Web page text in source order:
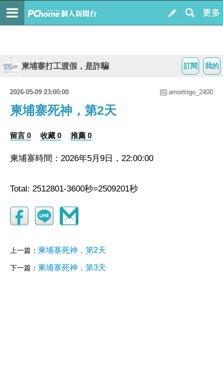
我的
訂閱
柬埔寨打工渡假，是詐騙
2026-05-09 23:00:00 amortrigo_2400
柬埔寨死神，第2天
留言 0 收藏 0 推薦 0
柬埔寨時間：2026年5月9日，22:00:00
Total: 2512801-3600秒=2509201秒
上一篇： 柬埔寨死神，第2天
下一篇： 柬埔寨死神，第3天